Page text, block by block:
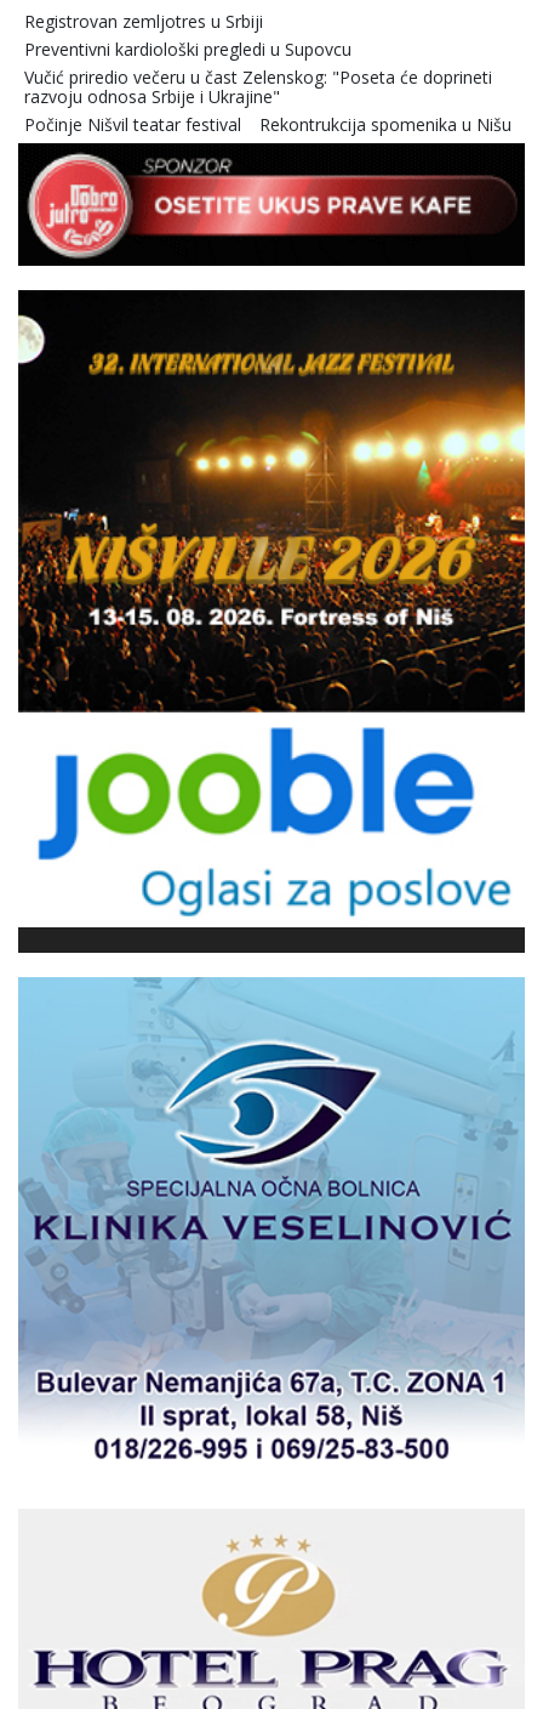
Registrovan zemljotres u Srbiji
Preventivni kardiološki pregledi u Supovcu
Vučić priredio večeru u čast Zelenskog: "Poseta će doprineti
razvoju odnosa Srbije i Ukrajine"
Počinje Nišvil teatar festival
Rekontrukcija spomenika u Nišu